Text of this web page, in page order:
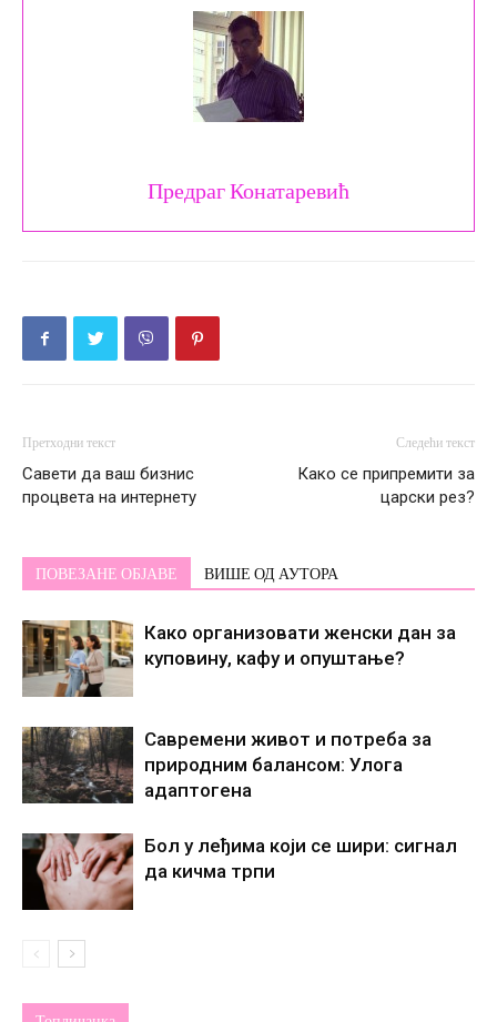
Предраг Конатаревић
Претходни текст
Савети да ваш бизнис
процвета на интернету
Следећи текст
Како се припремити за
царски рез?
ПОВЕЗАНЕ ОБЈАВЕ ВИШЕ ОД АУТОРА
Како организовати женски дан за
куповину, кафу и опуштање?
Савремени живот и потреба за
природним балансом: Улога
адаптогена
Бол у леђима који се шири: сигнал
да кичма трпи